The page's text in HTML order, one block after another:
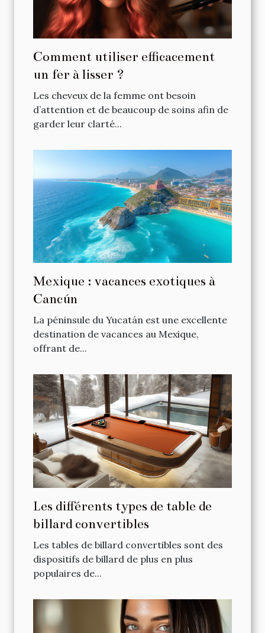
Comment utiliser efficacement
un fer à lisser ?
Les cheveux de la femme ont besoin
d’attention et de beaucoup de soins afin de
garder leur clarté...
Mexique : vacances exotiques à
Cancún
La péninsule du Yucatán est une excellente
destination de vacances au Mexique,
offrant de...
Les différents types de table de
billard convertibles
Les tables de billard convertibles sont des
dispositifs de billard de plus en plus
populaires de...